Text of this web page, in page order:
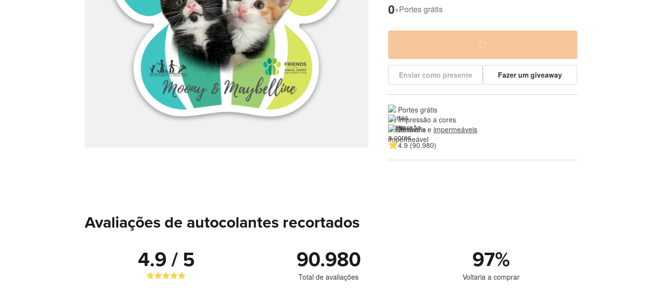
0+Portes grátis
Enviar como presente Fazer um giveaway
Portes grátis
Impressão a cores
Duráveis e impermeáveis
4.9 (90.980)
Avaliações de autocolantes recortados
4.9 / 5 90.980
Total de avaliações
97%
Voltaria a comprar